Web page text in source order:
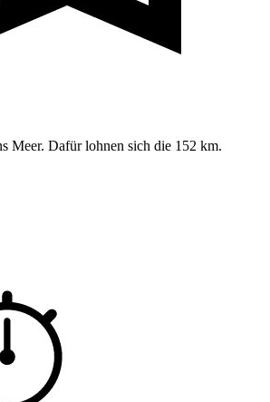
Meer. Dafür lohnen sich die 152 km.